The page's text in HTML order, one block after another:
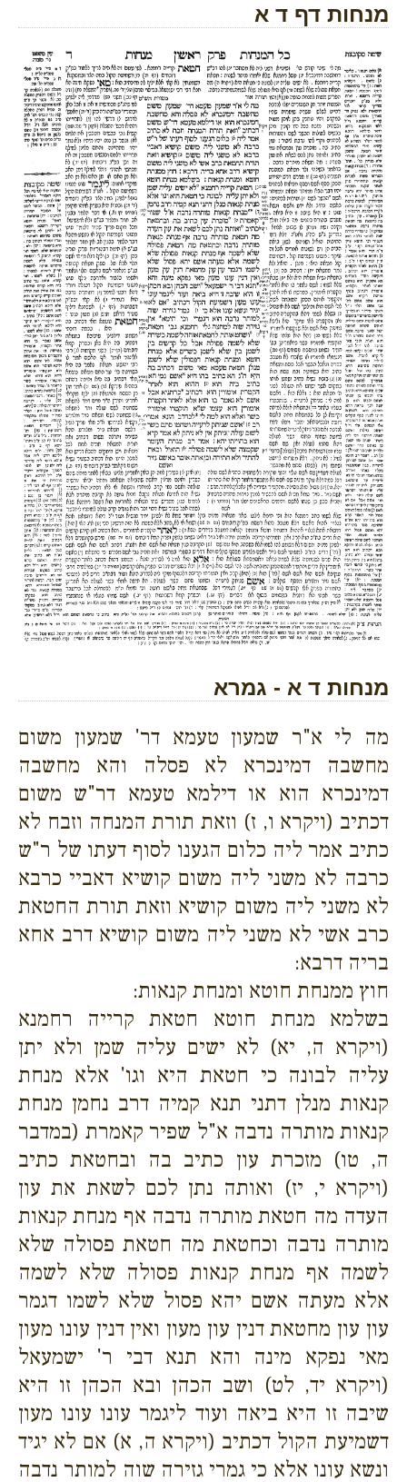
מנחות דף ד א
מנחות ד א - גמרא
מה לי א"ר שמעון טעמא דר' שמעון משום
מחשבה דמינכרא לא פסלה והא מחשבה
דמינכרא הוא או דילמא טעמא דר"ש משום
דכתיב (ויקרא ו, ז) וזאת תורת המנחה וזבח לא
כתיב אמר ליה כלום הגענו לסוף דעתו של ר"ש
כרבה לא משני ליה משום קושיא דאביי כרבא
לא משני ליה משום קושיא וזאת תורת החטאת
כרב אשי לא משני ליה משום קושיא דרב אחא
בריה דרבא:
חוץ ממנחת חוטא ומנחת קנאות:
בשלמא מנחת חוטא חטאת קרייה רחמנא
(ויקרא ה, יא) לא ישים עליה שמן ולא יתן
עליה לבונה כי חטאת היא וגו' אלא מנחת
קנאות מנלן דתני תנא קמיה דרב נחמן מנחת
קנאות מותרה נדבה א"ל שפיר קאמרת (במדבר
ה, טו) מזכרת עון כתיב בה ובחטאת כתיב
(ויקרא י, יז) ואותה נתן לכם לשאת את עון
העדה מה חטאת מותרה נדבה אף מנחת קנאות
מותרה נדבה וכחטאת מה חטאת פסולה שלא
לשמה אף מנחת קנאות פסולה שלא לשמה
אלא מעתה אשם יהא פסול שלא לשמו דגמר
עון עון מחטאת דנין עון מעון ואין דנין עונו מעון
מאי נפקא מינה והא תנא דבי ר' ישמעאל
(ויקרא יד, לט) ושב הכהן ובא הכהן זו היא
שיבה זו היא ביאה ועוד ליגמר עונו עונו מעון
דשמיעת הקול דכתיב (ויקרא ה, א) אם לא יגיד
ונשא עונו אלא כי גמרי גזירה שוה למותר נדבה